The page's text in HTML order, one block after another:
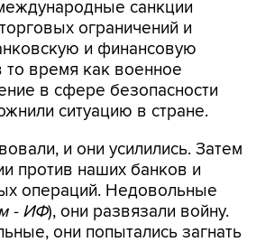
и финансовую
время как военное
в сфере безопасности
ситуацию в стране.
и они усилились. Затем
операций. Недовольные
- ИФ), они развязали войну.
они попытались загнать
президент Ирана.